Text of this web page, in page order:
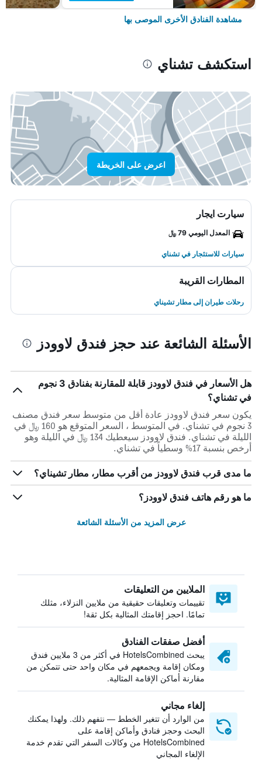
مشاهدة الفنادق الأخرى الموصى بها
استكشف تشناي
اعرض على الخريطة
سيارت ايجار
المعدل اليومي 79 ﷼
سيارات للاستئجار في تشناي
المطارات القريبة
رحلات طيران إلى مطار تشيناي
الأسئلة الشائعة عند حجز فندق لاوودز
هل الأسعار في فندق لاوودز قابلة للمقارنة بفنادق 3 نجوم
في تشناي؟
يكون سعر فندق لاوودز عادة أقل من متوسط ​​سعر فندق مصنف
3 نجوم في تشناي. في المتوسط ، السعر المتوقع هو 160 ﷼ في
الليلة في تشناي. فندق لاوودز سيعطيك 134 ﷼ في الليلة وهو
أرخص بنسبة 17% وسطياً في تشناي.
ما مدى قرب فندق لاوودز من أقرب مطار، مطار تشيناي؟
ما هو رقم هاتف فندق لاوودز؟
عرض المزيد من الأسئلة الشائعة
الملايين من التعليقات
تقييمات وتعليقات حقيقية من ملايين النزلاء، مثلك
تمامًا. احجز إقامتك المثالية بكل ثقة!
أفضل صفقات الفنادق
يبحث HotelsCombined في أكثر من 3 ملايين فندق
ومكان إقامة ويجمعهم في مكان واحد حتى تتمكن من
مقارنة أماكن الإقامة المثالية.
إلغاء مجاني
من الوارد أن تتغير الخطط — نتفهم ذلك. ولهذا يمكنك
البحث وحجز فنادق وأماكن إقامة على
HotelsCombined من وكالات السفر التي تقدم خدمة
الإلغاء المجاني